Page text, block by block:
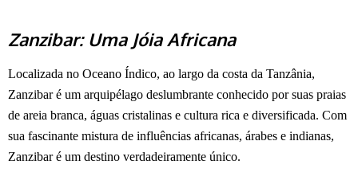
Zanzibar: Uma Jóia Africana
Localizada no Oceano Índico, ao largo da costa da Tanzânia,
Zanzibar é um arquipélago deslumbrante conhecido por suas praias
de areia branca, águas cristalinas e cultura rica e diversificada. Com
sua fascinante mistura de influências africanas, árabes e indianas,
Zanzibar é um destino verdadeiramente único.